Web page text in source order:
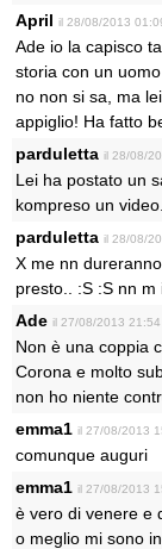
April il 28/08/2013
Ade io la capisco
storia con un
no non si sa, ma
appiglio! Ha fatto
parduletta il 28/08/
Lei ha postato un
kompreso un
parduletta il 28/08/
X me nn
presto.. :S :S nn
Ade il 27/08/2013 21:54
Non è una coppia
Corona e molto
non ho niente
emma1 il 27/08/2013
comunque auguri
emma1 il 27/08/2013
è vero di venere e
o meglio mi sono